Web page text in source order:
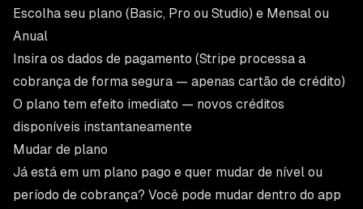
Escolha seu plano (Basic, Pro ou Studio) e Mensal ou
Anual
Insira os dados de pagamento (Stripe processa a
cobrança de forma segura — apenas cartão de crédito)
O plano tem efeito imediato — novos créditos
disponíveis instantaneamente
Mudar de plano
Já está em um plano pago e quer mudar de nível ou
período de cobrança? Você pode mudar dentro do app